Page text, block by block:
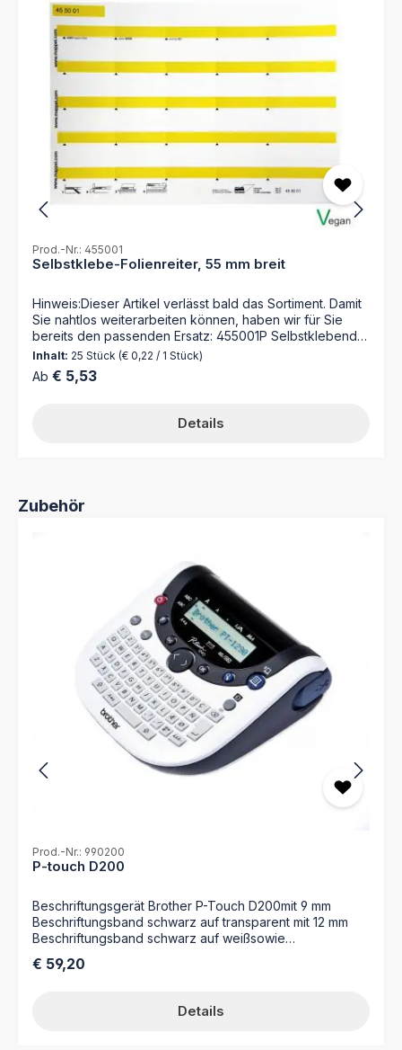
Prod.-Nr.: 455001
Selbstklebe-Folienreiter, 55 mm breit
Hinweis:Dieser Artikel verlässt bald das Sortiment. Damit
Sie nahtlos weiterarbeiten können, haben wir für Sie
bereits den passenden Ersatz: 455001P Selbstklebende
Reiter mit Schuztfolie 55 mm zum Selbstbeschriften für
alphabetische Suchbegriffe 1 Bogen = 25 Reiter Farbe:
gelb Material: Karton, Folie Für umfangreicher
Inhalt: 25 Stück (€ 0,22 / 1 Stück)
Regulärer Preis:
Ab € 5,53
Details
Produktgalerie überspringen
Zubehör
Prod.-Nr.: 990200
P-touch D200
Beschriftungsgerät Brother P-Touch D200mit 9 mm
Beschriftungsband schwarz auf transparent mit 12 mm
Beschriftungsband schwarz auf weißsowie
Benutzerhandbuch
Regulärer Preis:
€ 59,20
Details